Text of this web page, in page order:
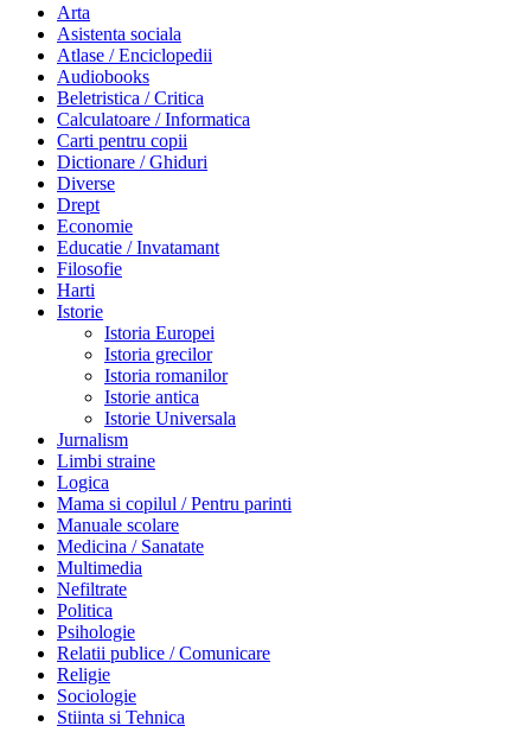
Arta
Asistenta sociala
Atlase / Enciclopedii
Audiobooks
Beletristica / Critica
Calculatoare / Informatica
Carti pentru copii
Dictionare / Ghiduri
Diverse
Drept
Economie
Educatie / Invatamant
Filosofie
Harti
Istorie
Istoria Europei
Istoria grecilor
Istoria romanilor
Istorie antica
Istorie Universala
Jurnalism
Limbi straine
Logica
Mama si copilul / Pentru parinti
Manuale scolare
Medicina / Sanatate
Multimedia
Nefiltrate
Politica
Psihologie
Relatii publice / Comunicare
Religie
Sociologie
Stiinta si Tehnica